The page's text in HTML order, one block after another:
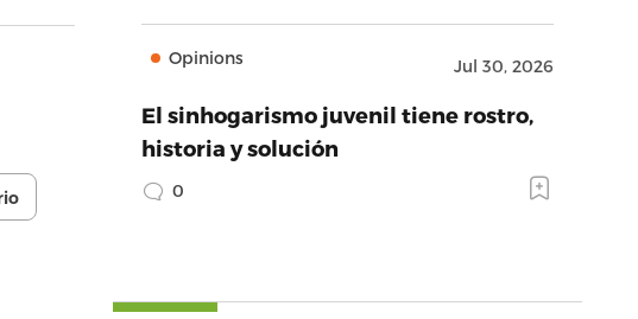
Opinions Jul 30, 2026
El sinhogarismo juvenil tiene rostro,
historia y solución
0